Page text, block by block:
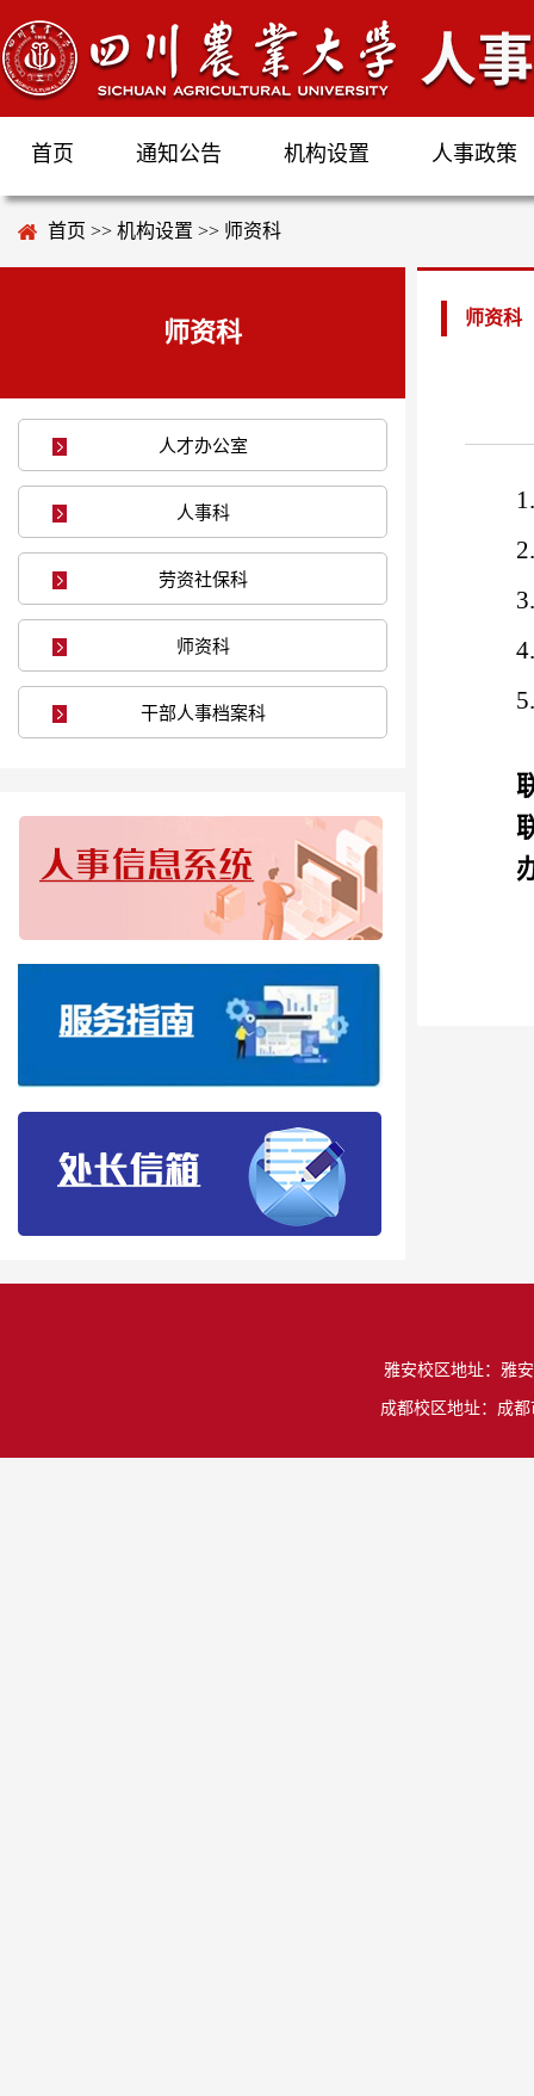
首页 通知公告 机构设置 人事政策
首页 >> 机构设置 >> 师资科
师资科
人才办公室
人事科
劳资社保科
师资科
干部人事档案科
师资科
雅安校区地址：雅
成都校区地址：成都